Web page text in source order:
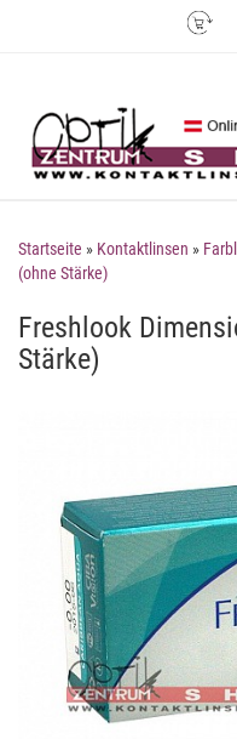
Startseite » Kontaktlinsen »
(ohne Stärke)
Freshlook
Stärke)